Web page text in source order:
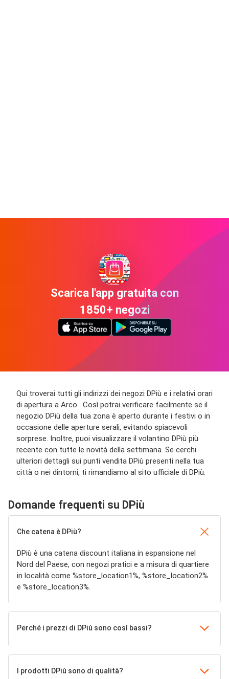
Scarica l'app gratuita con
1850+ negozi
Qui troverai tutti gli indirizzi dei negozi DPiù e i relativi orari
di apertura a Arco . Così potrai verificare facilmente se il
negozio DPiù della tua zona è aperto durante i festivi o in
occasione delle aperture serali, evitando spiacevoli
sorprese. Inoltre, puoi visualizzare il volantino DPiù più
recente con tutte le novità della settimana. Se cerchi
ulteriori dettagli sui punti vendita DPiù presenti nella tua
città o nei dintorni, ti rimandiamo al sito ufficiale di DPiù.
Domande frequenti su DPiù
Che catena è DPiù?
DPiù è una catena discount italiana in espansione nel
Nord del Paese, con negozi pratici e a misura di quartiere
in località come %store_location1%, %store_location2%
e %store_location3%.
Perché i prezzi di DPiù sono così bassi?
I prodotti DPiù sono di qualità?